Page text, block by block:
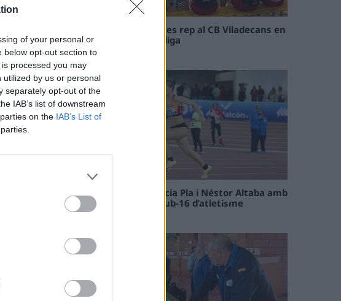
of your personal or
below opt-out section to
processed you may
by us or personal
separately opt-out of the
IAB’s list of downstream
on the IAB’s List of
uns
del
a
per
El Cantaires amb baixes rep al CB Viladecans en
el tram decisiu de la lliga
09 maig 2026
Paula Sintorres, Patrícia Pla i Néstor Altaba amb
la selecció catalana sub-16 d’atletisme